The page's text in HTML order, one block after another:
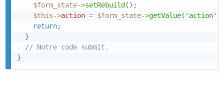
$form_state->setRebuild( ) ;
$this->action = $form_state->getValue( 'action'
return;
}
// Notre code submit.
}